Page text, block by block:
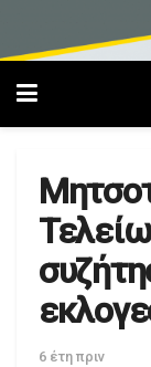
6 έτη πριν